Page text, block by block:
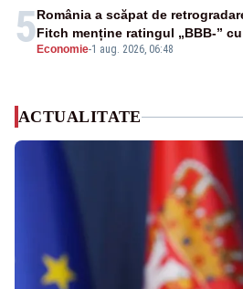
5 Economie-1 aug. 2026, 06:48
România a scăpat de
Fitch menține ratingul „BBB-”
ACTUALITATE